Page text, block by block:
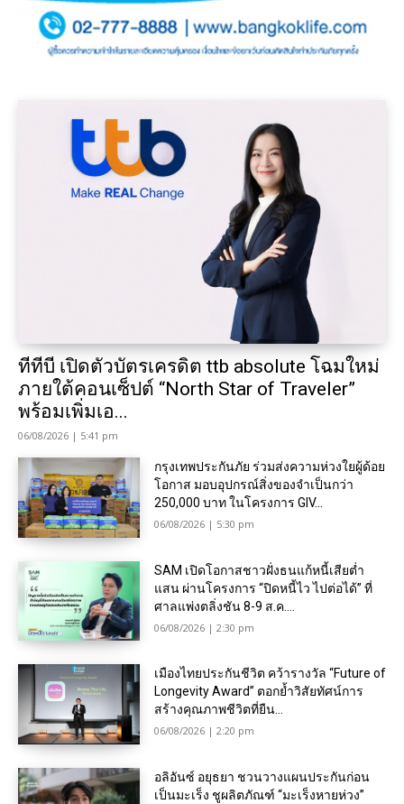
ทีทีบี เปิดตัวบัตรเครดิต ttb absolute โฉมใหม่
ภายใต้คอนเซ็ปต์ “North Star of Traveler”
พร้อมเพิ่มเอ...
06/08/2026 | 5:41 pm
กรุงเทพประกันภัย ร่วมส่งความห่วงใยผู้ด้อย
โอกาส มอบอุปกรณ์สิ่งของจำเป็นกว่า
250,000 บาท ในโครงการ GIV...
06/08/2026 | 5:30 pm
SAM เปิดโอกาสชาวฝั่งธนแก้หนี้เสียต่ำ
แสน ผ่านโครงการ “ปิดหนี้ไว ไปต่อได้” ที่
ศาลแพ่งตลิ่งชัน 8-9 ส.ค....
06/08/2026 | 2:30 pm
เมืองไทยประกันชีวิต คว้ารางวัล “Future of
Longevity Award” ตอกย้ำวิสัยทัศน์การ
สร้างคุณภาพชีวิตที่ยืน...
06/08/2026 | 2:20 pm
อลิอันซ์ อยุธยา ชวนวางแผนประกันก่อน
เป็นมะเร็ง ชูผลิตภัณฑ์ “มะเร็งหายห่วง”